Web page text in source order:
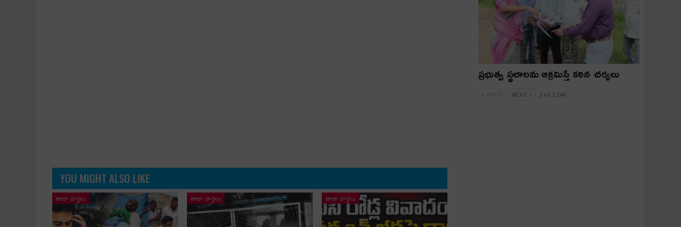
YOU MIGHT ALSO LIKE
తాజా వార్తలు తాజా వార్తలు తాజా వార్తలు
ప్రభుత్వ స్థలాలను ఆక్రమిస్తే కఠిన చర్యలు
NEXT 1 of 1,144